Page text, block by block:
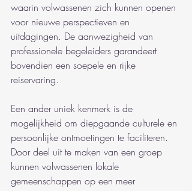
waarin volwassenen zich kunnen openen
voor nieuwe perspectieven en
uitdagingen. De aanwezigheid van
professionele begeleiders garandeert
bovendien een soepele en rijke
reiservaring.
Een ander uniek kenmerk is de
mogelijkheid om diepgaande culturele en
persoonlijke ontmoetingen te faciliteren.
Door deel uit te maken van een groep
kunnen volwassenen lokale
gemeenschappen op een meer